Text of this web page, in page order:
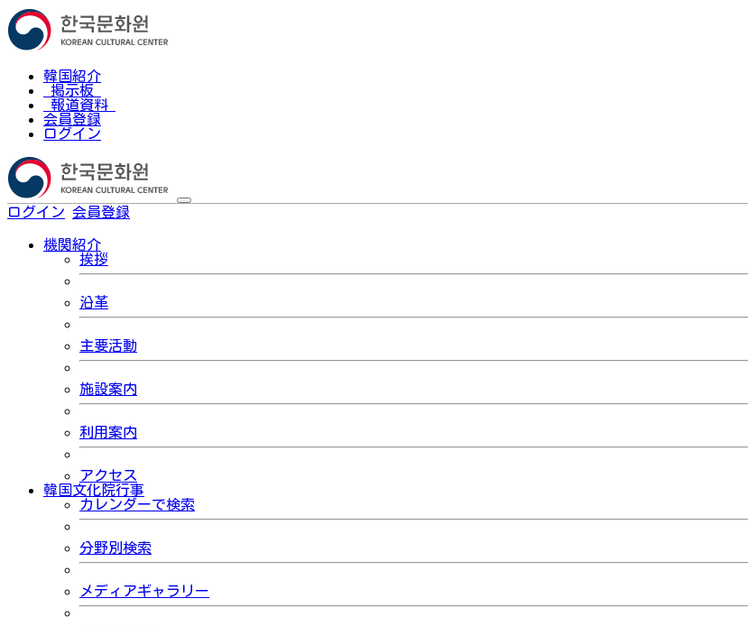
韓国紹介
掲示板
報道資料
会員登録
ログイン
ログイン 会員登録
機関紹介
挨拶
沿革
主要活動
施設案内
利用案内
アクセス
韓国文化院行事
カレンダーで検索
分野別検索
メディアギャラリー